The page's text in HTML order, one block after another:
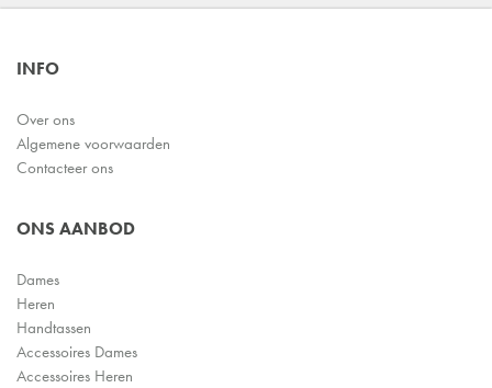
INFO
Over ons
Algemene voorwaarden
Contacteer ons
ONS AANBOD
Dames
Heren
Handtassen
Accessoires Dames
Accessoires Heren